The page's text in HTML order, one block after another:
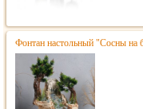
Фонтан настольный "Сосны на